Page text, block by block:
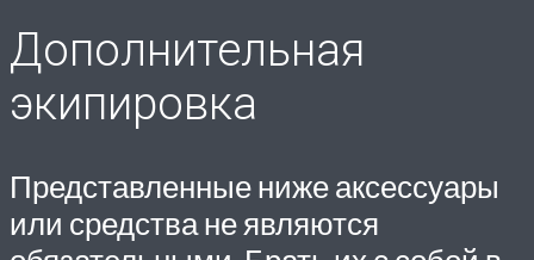
Дополнительная
экипировка
Представленные ниже аксессуары
или средства не являются